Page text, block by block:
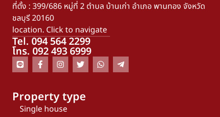
ที่ตั้ง : 399/686 หมู่ที่ 2 ตำบล บ้านเก่า อำเภอ พานทอง จังหวัด
ชลบุรี 20160
location. Click to navigate
Tel. 094 564 2299
โทร. 092 493 6999
Property type
Single house